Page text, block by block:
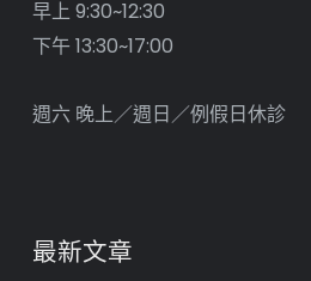
早上 9:30~12:30
下午 13:30~17:00
週六 晚上／週日／例假日休診
最新文章